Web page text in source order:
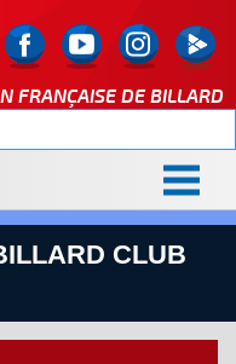
FRANÇAISE DEBILLARD
CLUB